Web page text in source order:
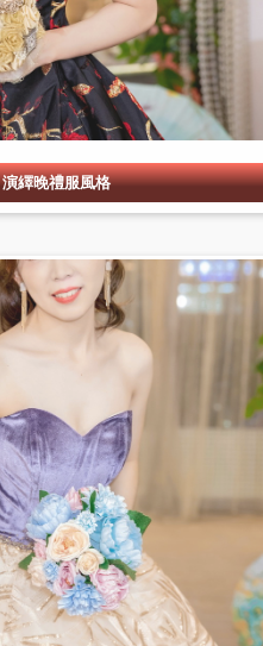
演繹晚禮服風格